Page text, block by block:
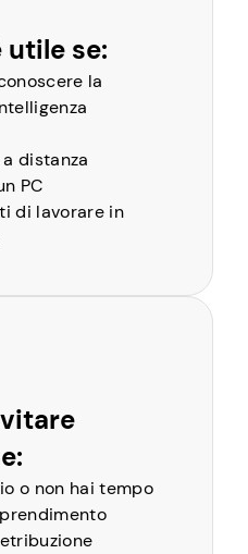
utile se:
la
distanza
PC
di lavorare in
o non hai tempo